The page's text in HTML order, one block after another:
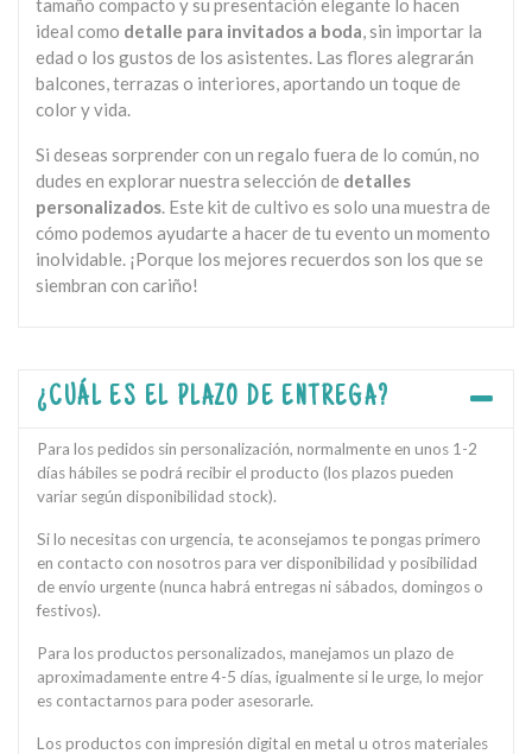
tamaño compacto y su presentación elegante lo hacen
ideal como detalle para invitados a boda, sin importar la
edad o los gustos de los asistentes. Las flores alegrarán
balcones, terrazas o interiores, aportando un toque de
color y vida.
Si deseas sorprender con un regalo fuera de lo común, no
dudes en explorar nuestra selección de detalles
personalizados. Este kit de cultivo es solo una muestra de
cómo podemos ayudarte a hacer de tu evento un momento
inolvidable. ¡Porque los mejores recuerdos son los que se
siembran con cariño!
¿CUÁL ES EL PLAZO DE ENTREGA?
Para los pedidos sin personalización, normalmente en unos 1-2
días hábiles se podrá recibir el producto (los plazos pueden
variar según disponibilidad stock).
Si lo necesitas con urgencia, te aconsejamos te pongas primero
en contacto con nosotros para ver disponibilidad y posibilidad
de envío urgente (nunca habrá entregas ni sábados, domingos o
festivos).
Para los productos personalizados, manejamos un plazo de
aproximadamente entre 4-5 días, igualmente si le urge, lo mejor
es contactarnos para poder asesorarle.
Los productos con impresión digital en metal u otros materiales